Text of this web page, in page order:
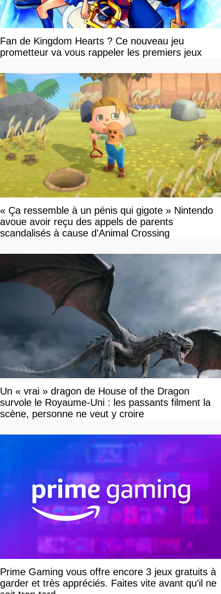
Fan de Kingdom Hearts ? Ce nouveau jeu
prometteur va vous rappeler les premiers jeux
« Ça ressemble à un pénis qui gigote » Nintendo
avoue avoir reçu des appels de parents
scandalisés à cause d'Animal Crossing
Un « vrai » dragon de House of the Dragon
survole le Royaume-Uni : les passants filment la
scène, personne ne veut y croire
Prime Gaming vous offre encore 3 jeux gratuits à
garder et très appréciés. Faites vite avant qu'il ne